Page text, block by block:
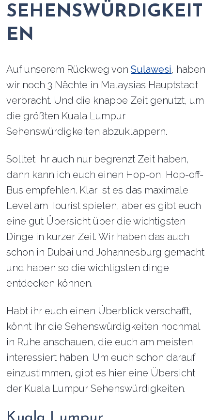
SEHENSWÜRDIGKEIT
EN
Auf unserem Rückweg vonSulawesi, haben
wir noch 3 Nächte in Malaysias Hauptstadt
verbracht. Und die knappe Zeit genutzt, um
die größten Kuala Lumpur
Sehenswürdigkeiten abzuklappern.
Solltet ihr auch nur begrenzt Zeit haben,
dann kann ich euch einen Hop-on, Hop-off-
Bus empfehlen. Klar ist es das maximale
Level am Tourist spielen, aber es gibt euch
eine gut Übersicht über die wichtigsten
Dinge in kurzer Zeit. Wir haben das auch
schon in Dubai und Johannesburg gemacht
und haben so die wichtigsten dinge
entdecken können.
Habt ihr euch einen Überblick verschafft,
könnt ihr die Sehenswürdigkeiten nochmal
in Ruhe anschauen, die euch am meisten
interessiert haben. Um euch schon darauf
einzustimmen, gibt es hier eine Übersicht
der Kuala Lumpur Sehenswürdigkeiten.